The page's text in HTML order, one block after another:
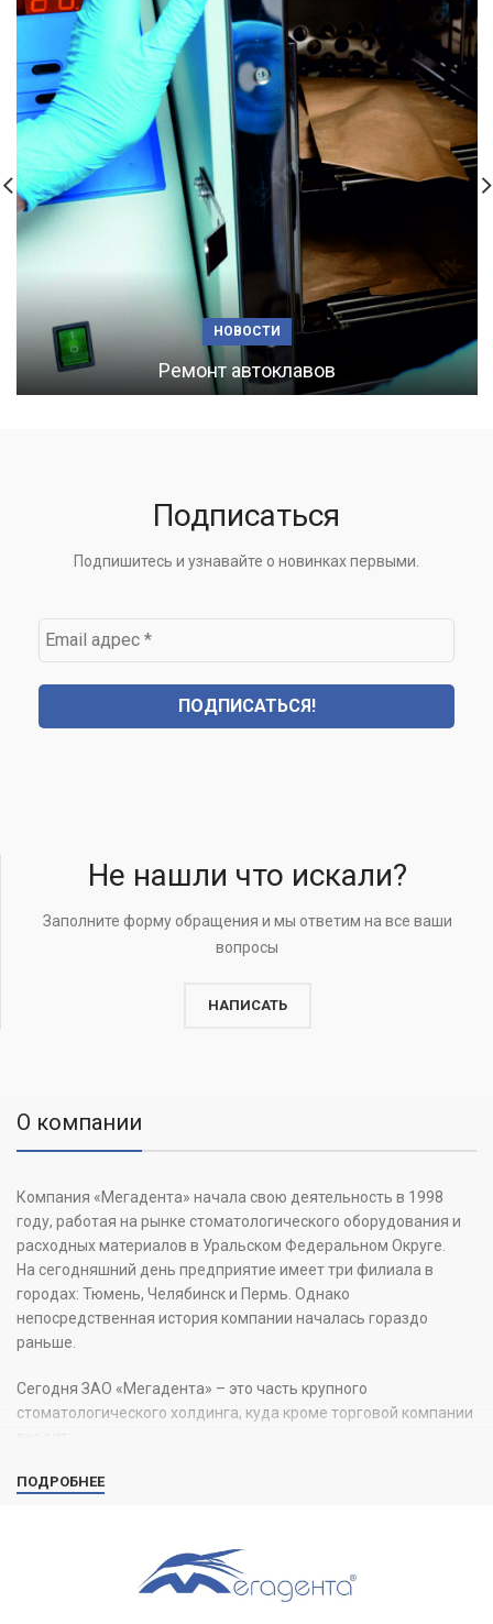
НОВОСТИ
Ремонт автоклавов
Подписаться
Подпишитесь и узнавайте о новинках первыми.
Email
адрес
Не нашли что искали?
Заполните форму обращения и мы ответим на все ваши
вопросы
НАПИСАТЬ
О компании
Компания «Мегадента» начала свою деятельность в 1998
году, работая на рынке стоматологического оборудования и
расходных материалов в Уральском Федеральном Округе.
На сегодняшний день предприятие имеет три филиала в
городах: Тюмень, Челябинск и Пермь. Однако
непосредственная история компании началась гораздо
раньше.
Сегодня ЗАО «Мегадента» – это часть крупного
стоматологического холдинга, куда кроме торговой компании
ООО «Мегадента Сервис»
технической базой, позволяющей оказывать услуги по всем
направлениям современной стоматологии.
ПОДРОБНЕЕ